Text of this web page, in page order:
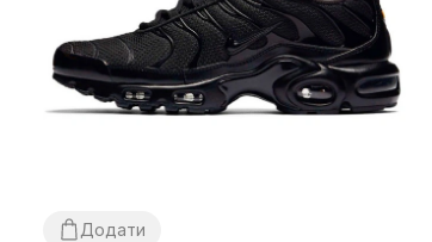
Додати